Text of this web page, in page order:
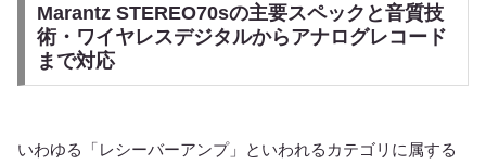
Marantz STEREO70sの主要スペックと音質技
術・ワイヤレスデジタルからアナログレコード
まで対応
いわゆる「レシーバーアンプ」といわれるカテゴリに属する